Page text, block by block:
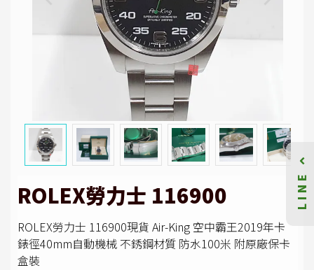
ROLEX勞力士 116900
ROLEX勞力士 116900現貨 Air-King 空中霸王2019年卡
錶徑40mm自動機械 不銹鋼材質 防水100米 附原廠保卡
盒裝
LINE